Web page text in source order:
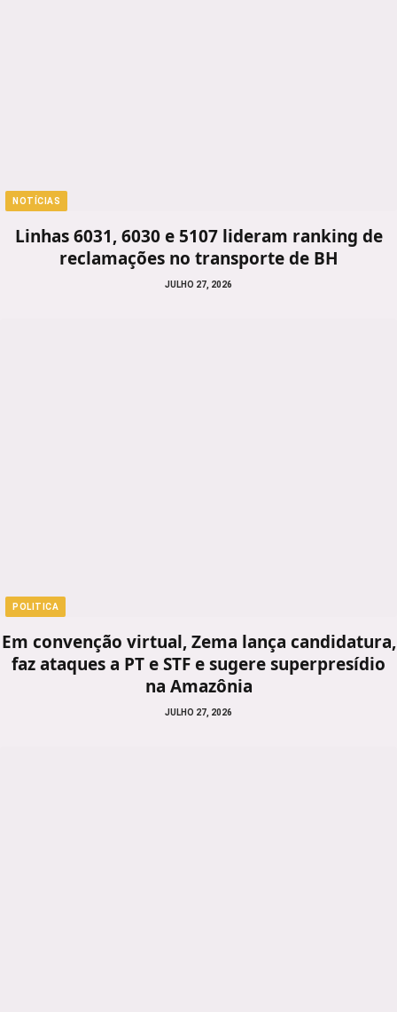
NOTÍCIAS
Linhas 6031, 6030 e 5107 lideram ranking de
reclamações no transporte de BH
JULHO 27, 2026
POLITICA
Em convenção virtual, Zema lança candidatura,
faz ataques a PT e STF e sugere superpresídio
na Amazônia
JULHO 27, 2026